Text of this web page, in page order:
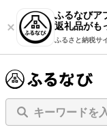
ふるなびア
返礼品がも
ふるさと納税サ
キーワードを